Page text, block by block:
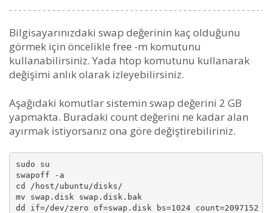
Bilgisayarınızdaki swap değerinin kaç olduğunu
görmek için öncelikle free -m komutunu
kullanabilirsiniz. Yada htop komutunu kullanarak
değişimi anlık olarak izleyebilirsiniz.
Aşağıdaki komutlar sistemin swap değerini 2 GB
yapmakta. Buradaki count değerini ne kadar alan
ayırmak istiyorsanız ona göre değiştirebiliriniz.
sudo su
swapoff -a
cd /host/ubuntu/disks/
mv swap.disk swap.disk.bak
dd if=/dev/zero of=swap.disk bs=1024 count=2097152